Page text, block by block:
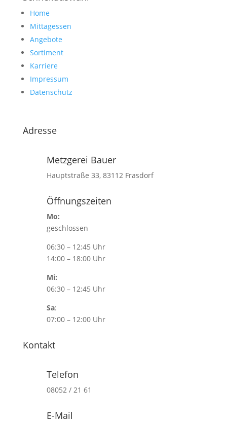
Home
Mittagessen
Angebote
Sortiment
Karriere
Impressum
Datenschutz
Adresse
Metzgerei Bauer
Hauptstraße 33, 83112 Frasdorf
Öffnungszeiten
Mo:
geschlossen
06:30 – 12:45 Uhr
14:00 – 18:00 Uhr
Mi:
06:30 – 12:45 Uhr
Sa:
07:00 – 12:00 Uhr
Kontakt
Telefon
08052 / 21 61
E-Mail